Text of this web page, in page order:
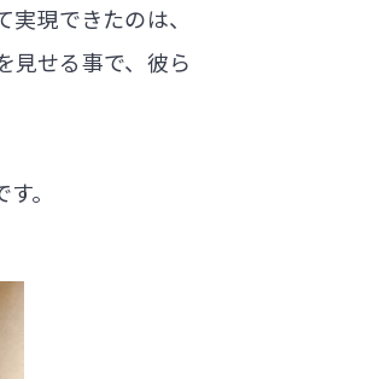
現できたのは、
見せる事で、彼ら
。